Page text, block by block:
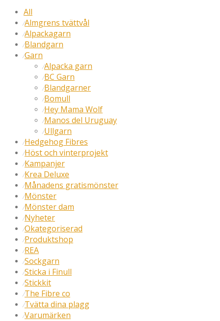
All
⁄Almgrens tvättvål
⁄Alpackagarn
⁄Blandgarn
⁄Garn
⁄Alpacka garn
⁄BC Garn
⁄Blandgarner
⁄Bomull
⁄Hey Mama Wolf
⁄Manos del Uruguay
⁄Ullgarn
⁄Hedgehog Fibres
⁄Höst och vinterprojekt
⁄Kampanjer
⁄Krea Deluxe
⁄Månadens gratismönster
⁄Mönster
⁄Mönster dam
⁄Nyheter
⁄Okategoriserad
⁄Produktshop
⁄REA
⁄Sockgarn
⁄Sticka i Finull
⁄Stickkit
⁄The Fibre co
⁄Tvätta dina plagg
⁄Varumärken